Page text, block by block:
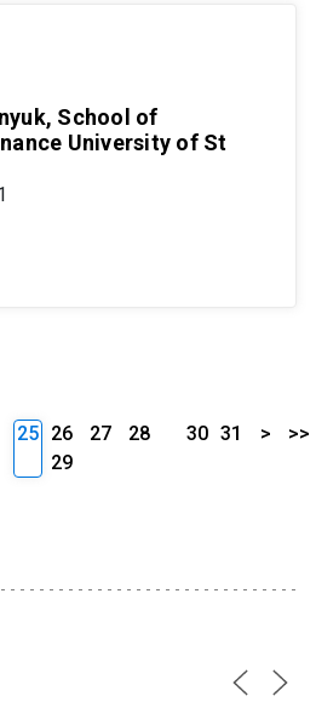
School of
University of St
25 26 27
28
29
30 31 > >>